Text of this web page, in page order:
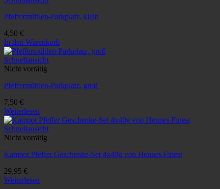
Pfeffermühlen-Parkplatz, klein
4,50 €
In den Warenkorb
Schnellansicht
Nicht vorrätig
Pfeffermühlen-Parkplatz, groß
7,50 €
Weiterlesen
Schnellansicht
Nicht vorrätig
Kampot Pfeffer Geschenke-Set 4x40g von Hennes Finest
29,95 €
Weiterlesen